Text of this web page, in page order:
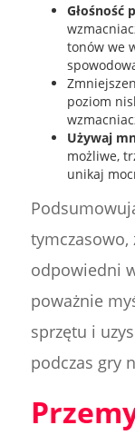
Głośność
tonów we
poziom
Używaj
możliwe,
unikaj
tymczasowo,
odpowiedni
poważnie
sprzętu i
podczas gry